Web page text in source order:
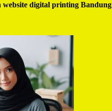
website digital printing Bandung